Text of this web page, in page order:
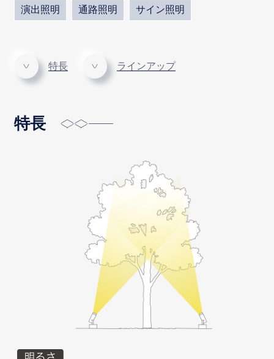
演出照明 通路照明 サイン照明
特長 ラインアップ
特長